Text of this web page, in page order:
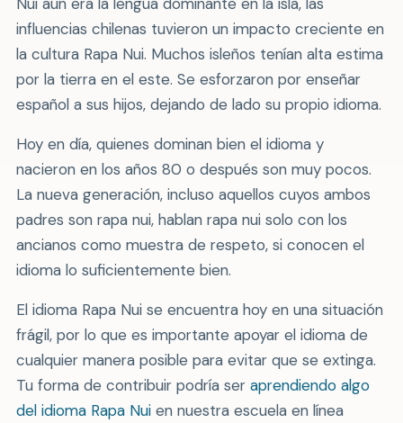
influencias chilenas tuvieron un impacto creciente en
la cultura Rapa Nui. Muchos isleños tenían alta estima
por la tierra en el este. Se esforzaron por enseñar
español a sus hijos, dejando de lado su propio idioma.
Hoy en día, quienes dominan bien el idioma y
nacieron en los años 80 o después son muy pocos.
La nueva generación, incluso aquellos cuyos ambos
padres son rapa nui, hablan rapa nui solo con los
ancianos como muestra de respeto, si conocen el
idioma lo suficientemente bien.
El idioma Rapa Nui se encuentra hoy en una situación
frágil, por lo que es importante apoyar el idioma de
cualquier manera posible para evitar que se extinga.
Tu forma de contribuir podría ser aprendiendo algo
del idioma Rapa Nuien nuestra escuela en línea